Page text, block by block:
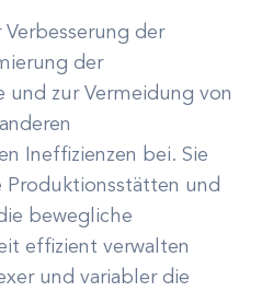
der
der
und zur Vermeidung von
Ineffizienzen bei. Sie
Produktionsstätten und
bewegliche
effizient verwalten
und variabler die